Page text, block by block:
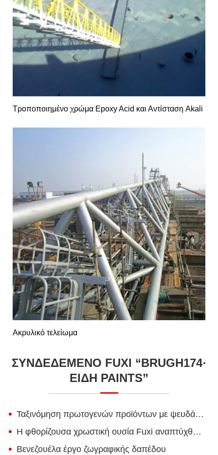
Τροποποιημένο χρώμα Epoxy Acid και Αντίσταση Akali
Ακρυλικό τελείωμα
ΣΥΝΔΕΔΕΜΈΝΟ FUXI “BRUGH174·
ΕΊΔΗ PAINTS”
Ταξινόμηση πρωτογενών προϊόντων με ψευδάργυρο
Η φθορίζουσα χρωστική ουσία Fuxi αναπτύχθηκε με επιτυχία ως φιλικός προς το περιβάλλον, με βάση το νερό
Βενεζουέλα έργο ζωγραφικής δαπέδου